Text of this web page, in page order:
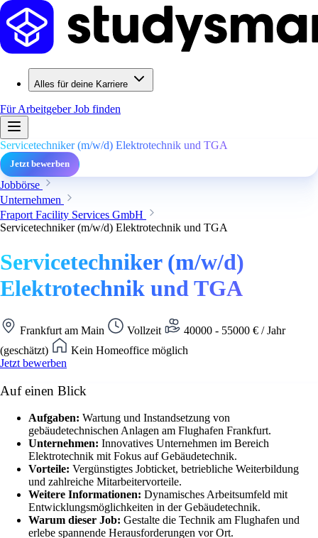
Alles für deine Karriere
Für ArbeitgeberJob finden
Servicetechniker (m/w/d) Elektrotechnik und TGA
Jetzt bewerben
Jobbörse
Unternehmen
Fraport Facility Services GmbH
Servicetechniker (m/w/d) Elektrotechnik und TGA
Servicetechniker (m/w/d)
Elektrotechnik und TGA
Frankfurt am Main Vollzeit
40000 - 55000 € / Jahr
(geschätzt)
Kein Homeoffice möglich
Jetzt bewerben
Auf einen Blick
Aufgaben: Wartung und Instandsetzung von
gebäudetechnischen Anlagen am Flughafen Frankfurt.
Unternehmen: Innovatives Unternehmen im Bereich
Elektrotechnik mit Fokus auf Gebäudetechnik.
Vorteile: Vergünstigtes Jobticket, betriebliche Weiterbildung
und zahlreiche Mitarbeitervorteile.
Weitere Informationen: Dynamisches Arbeitsumfeld mit
Entwicklungsmöglichkeiten in der Gebäudetechnik.
Warum dieser Job: Gestalte die Technik am Flughafen und
erlebe spannende Herausforderungen vor Ort.